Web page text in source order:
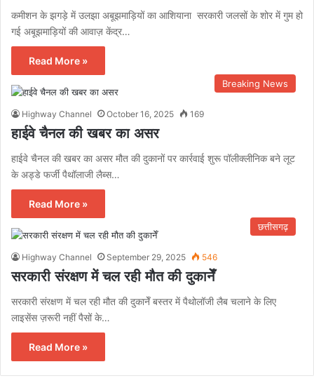
कमीशन के झगड़े में उलझा अबूझमाड़ियों का आशियाना सरकारी जलसों के शोर में गुम हो
गई अबूझमाड़ियों की आवाज़ केंद्र…
Read More »
Breaking News
Highway Channel October 16, 2025 169
हाईवे चैनल की खबर का असर
हाईवे चैनल की खबर का असर मौत की दुकानों पर कार्रवाई शुरू पॉलीक्लीनिक बने लूट
के अड्डे फर्जी पैथॉलाजी लैब्स…
Read More »
छत्तीसगढ़
Highway Channel September 29, 2025 546
सरकारी संरक्षण में चल रही मौत की दुकानेँ
सरकारी संरक्षण में चल रही मौत की दुकानेँ बस्तर में पैथोलॉजी लैब चलाने के लिए
लाइसेंस ज़रूरी नहीं पैसों के…
Read More »